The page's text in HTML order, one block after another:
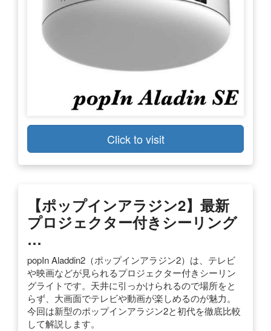
Click to visit
【ポップインアラジン2】最新
プロジェクター付きシーリング
…
popIn Aladdin2（ポップインアラジン2）は、テレビ
や映画などが見られるプロジェクター付きシーリン
グライトです。天井に引っかけられるので場所をと
らず、大画面でテレビや動画が楽しめるのが魅力。
今回は新型のポップインアラジン2と初代を徹底比較
して解説します。